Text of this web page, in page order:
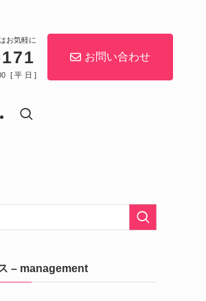
お気軽に
[平日]
お問い合わせ
– management